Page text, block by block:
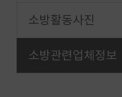
소방활동사진
소방관련업체정보